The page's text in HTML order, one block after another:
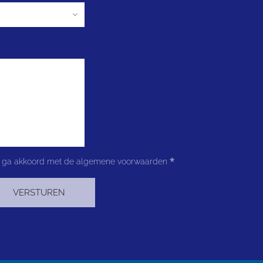
ga akkoord met de algemene voorwaarden
VERSTUREN